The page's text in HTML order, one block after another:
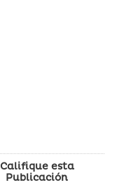
Califique esta
Publicación